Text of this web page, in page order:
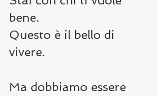
bene.
Questo è il bello di
vivere.
Ma dobbiamo essere